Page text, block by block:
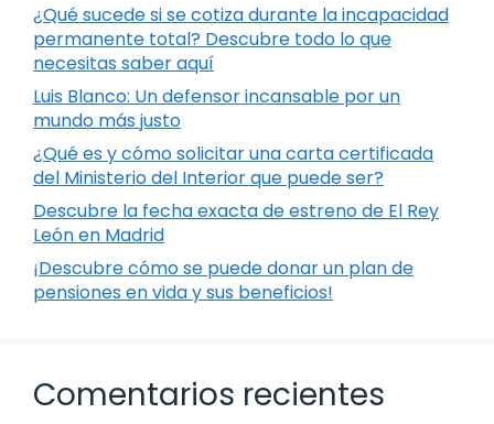
¿Qué sucede si se cotiza durante la incapacidad
permanente total? Descubre todo lo que
necesitas saber aquí
Luis Blanco: Un defensor incansable por un
mundo más justo
¿Qué es y cómo solicitar una carta certificada
del Ministerio del Interior que puede ser?
Descubre la fecha exacta de estreno de El Rey
León en Madrid
¡Descubre cómo se puede donar un plan de
pensiones en vida y sus beneficios!
Comentarios recientes